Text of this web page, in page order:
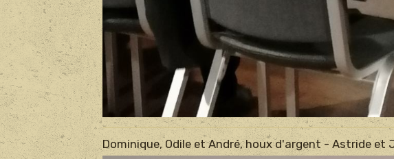
Dominique, Odile et André, houx d'argent - Astride et